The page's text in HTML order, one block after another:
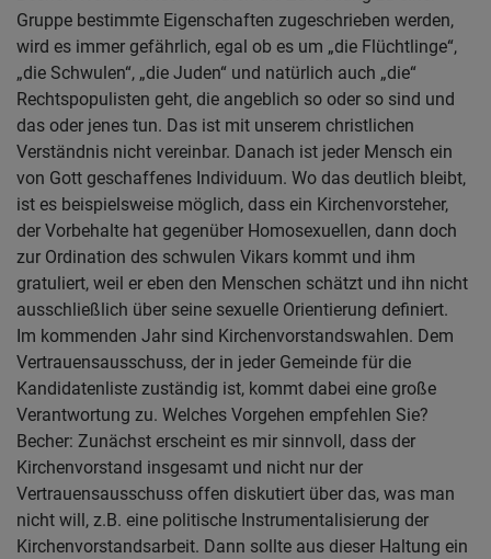
Gruppe bestimmte Eigenschaften zugeschrieben werden,
wird es immer gefährlich, egal ob es um „die Flüchtlinge“,
„die Schwulen“, „die Juden“ und natürlich auch „die“
Rechtspopulisten geht, die angeblich so oder so sind und
das oder jenes tun. Das ist mit unserem christlichen
Verständnis nicht vereinbar. Danach ist jeder Mensch ein
von Gott geschaffenes Individuum. Wo das deutlich bleibt,
ist es beispielsweise möglich, dass ein Kirchenvorsteher,
der Vorbehalte hat gegenüber Homosexuellen, dann doch
zur Ordination des schwulen Vikars kommt und ihm
gratuliert, weil er eben den Menschen schätzt und ihn nicht
ausschließlich über seine sexuelle Orientierung definiert.
Im kommenden Jahr sind Kirchenvorstandswahlen. Dem
Vertrauensausschuss, der in jeder Gemeinde für die
Kandidatenliste zuständig ist, kommt dabei eine große
Verantwortung zu. Welches Vorgehen empfehlen Sie?
Becher: Zunächst erscheint es mir sinnvoll, dass der
Kirchenvorstand insgesamt und nicht nur der
Vertrauensausschuss offen diskutiert über das, was man
nicht will, z.B. eine politische Instrumentalisierung der
Kirchenvorstandsarbeit. Dann sollte aus dieser Haltung ein